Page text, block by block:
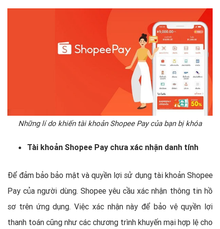
Những lí do khiến tài khoản Shopee Pay của bạn bị khóa
Tài khoản Shopee Pay chưa xác nhận danh tính
Để đảm bảo bảo mật và quyền lợi sử dụng tài khoản Shopee
Pay của người dùng. Shopee yêu cầu xác nhận thông tin hồ
sơ trên ứng dụng. Việc xác nhận này để bảo vệ quyền lợi
thanh toán cũng như các chương trình khuyến mại hợp lệ cho